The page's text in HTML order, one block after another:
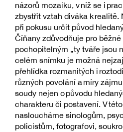
názorů mozaiku, v níž se i
zbystřit vztah diváka k realitě.
při pokusu určit původ
Číňany zdůvodňuje pro
pochopitelným „ty tváře jsou
celém snímku je možná
přehlídka rozmanitých i
různých povolání a míry
soudy nejen o původu
charakteru či postavení. V
nasloucháme sinologům,
policistům, fotografovi,